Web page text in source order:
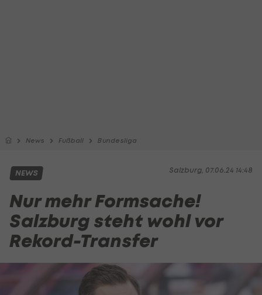
News Fußball Bundesliga
Salzburg, 07.06.24 14:48
NEWS
Nur mehr Formsache!
Salzburg steht wohl vor
Rekord-Transfer